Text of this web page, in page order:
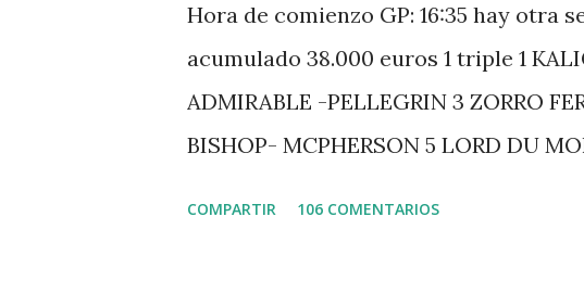
Hora de comienzo GP: 16:35 hay otra
acumulado 38.000 euros 1 triple 1
ADMIRABLE -PELLEGRIN 3 ZORRO
BISHOP- MCPHERSON 5 LORD DU
COMPARTIR 106 COMENTARIOS